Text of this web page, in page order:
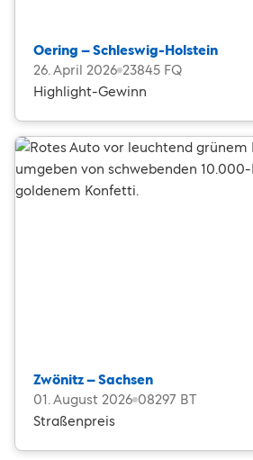
Oering – Schleswig-Holstein
26. April 2026 23845 FQ
Highlight-Gewinn
Zwönitz – Sachsen
01. August 2026 08297 BT
Straßenpreis